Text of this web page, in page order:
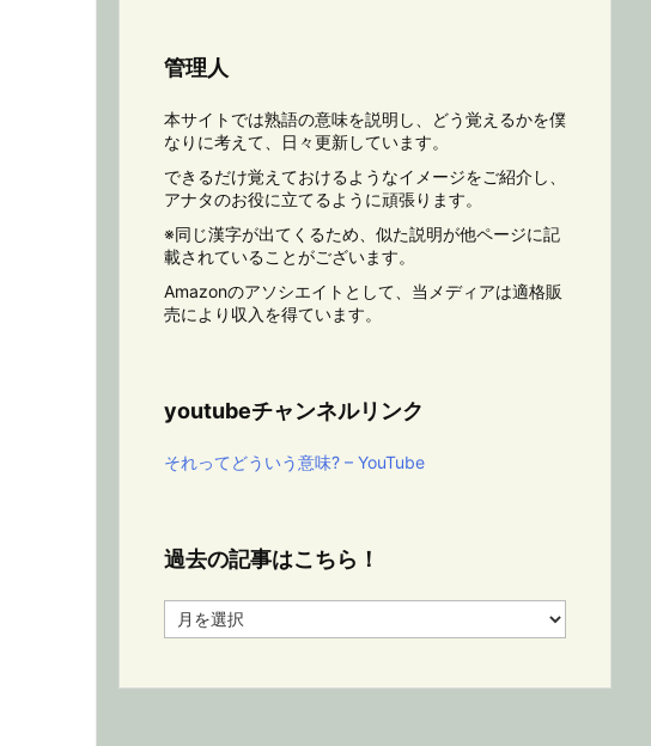
管理人
本サイトでは熟語の意味を説明し、どう覚えるかを僕
なりに考えて、日々更新しています。
できるだけ覚えておけるようなイメージをご紹介し、
アナタのお役に立てるように頑張ります。
※同じ漢字が出てくるため、似た説明が他ページに記
載されていることがございます。
Amazonのアソシエイトとして、当メディアは適格販
売により収入を得ています。
youtubeチャンネルリンク
それってどういう意味? – YouTube
過去の記事はこちら！
去